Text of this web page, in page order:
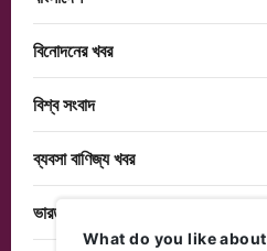
বিনোদনের খবর
বিশ্ব সংবাদ
ব্যবসা বাণিজ্য খবর
ভারত
What do you like